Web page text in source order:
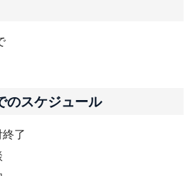
のスケジュール
了